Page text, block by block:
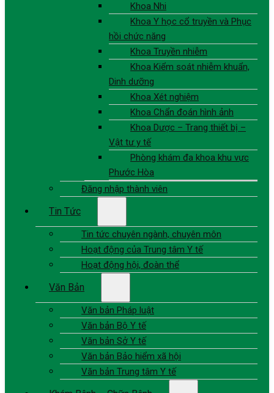
Khoa Nhi
Khoa Y học cổ truyền và Phục
hồi chức năng
Khoa Truyền nhiễm
Khoa Kiểm soát nhiễm khuẩn,
Dinh dưỡng
Khoa Xét nghiệm
Khoa Chẩn đoán hình ảnh
Khoa Dược – Trang thiết bị –
Vật tư y tế
Phòng khám đa khoa khu vực
Phước Hòa
Đăng nhập thành viên
Tin Tức
Tin tức chuyên ngành, chuyên môn
Hoạt động của Trung tâm Y tế
Hoạt động hội, đoàn thể
Văn Bản
Văn bản Pháp luật
Văn bản Bộ Y tế
Văn bản Sở Y tế
Văn bản Bảo hiểm xã hội
Văn bản Trung tâm Y tế